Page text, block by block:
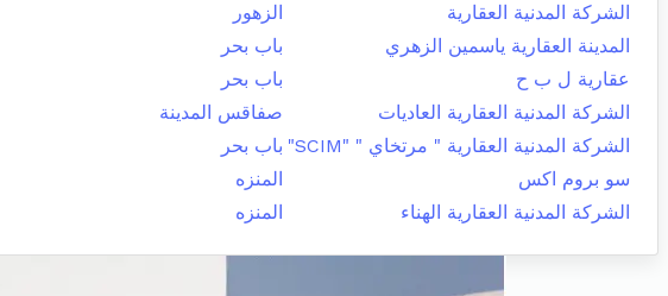
الشركة المدنية العقارية
الزهور
المدينة العقارية ياسمين الزهري
باب بحر
عقارية ل ب ح
باب بحر
الشركة المدنية العقارية العاديات
صفاقس المدينة
الشركة المدنية العقارية " مرتخاي " "SCIM"
باب بحر
سو بروم اكس
المنزه
الشركة المدنية العقارية الهناء
المنزه